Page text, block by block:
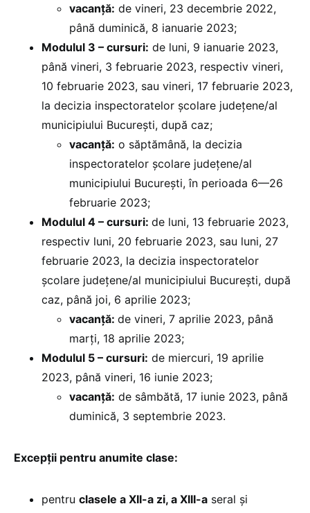
vacanță: de vineri, 23 decembrie 2022,
până duminică, 8 ianuarie 2023;
Modulul 3 – cursuri: de luni, 9 ianuarie 2023,
până vineri, 3 februarie 2023, respectiv vineri,
10 februarie 2023, sau vineri, 17 februarie 2023,
la decizia inspectoratelor școlare județene/al
municipiului București, după caz;
vacanță: o săptămână, la decizia
inspectoratelor școlare județene/al
municipiului București, în perioada 6—26
februarie 2023;
Modulul 4 – cursuri: de luni, 13 februarie 2023,
respectiv luni, 20 februarie 2023, sau luni, 27
februarie 2023, la decizia inspectoratelor
școlare județene/al municipiului București, după
caz, până joi, 6 aprilie 2023;
vacanță: de vineri, 7 aprilie 2023, până
marți, 18 aprilie 2023;
Modulul 5 – cursuri: de miercuri, 19 aprilie
2023, până vineri, 16 iunie 2023;
vacanță: de sâmbătă, 17 iunie 2023, până
duminică, 3 septembrie 2023.
Excepții pentru anumite clase:
pentru clasele a XII-a zi, a XIII-a seral și